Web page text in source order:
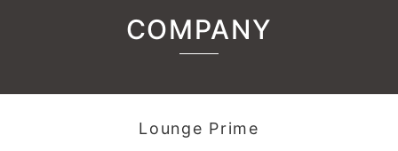
COMPANY
Lounge Prime